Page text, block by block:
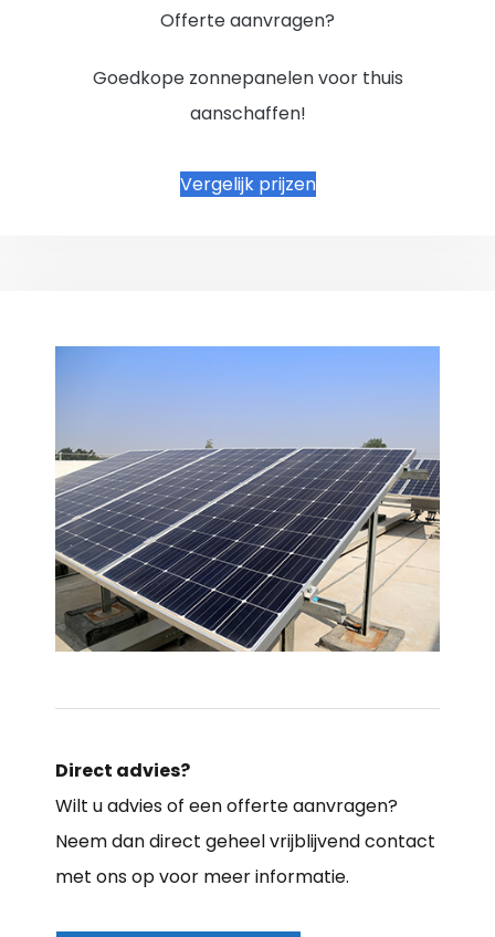
Offerte aanvragen?
Goedkope zonnepanelen voor thuis
aanschaffen!
Vergelijk prijzen
Direct advies?
Wilt u advies of een offerte aanvragen?
Neem dan direct geheel vrijblijvend contact
met ons op voor meer informatie.